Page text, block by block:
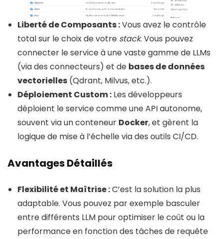
Liberté de Composants :Vous avez le contrôle
total sur le choix de votre stack. Vous pouvez
connecter le service à une vaste gamme de LLMs
(via des connecteurs) et de bases de données
vectorielles (Qdrant, Milvus, etc.).
Déploiement Custom : Les développeurs
déploient le service comme une API autonome,
souvent via un conteneur Docker, et gèrent la
logique de mise à l’échelle via des outils CI/CD.
Avantages Détaillés
Flexibilité et Maîtrise :C’est la solution la plus
adaptable. Vous pouvez par exemple basculer
entre différents LLM pour optimiser le coût ou la
performance en fonction des tâches de requête